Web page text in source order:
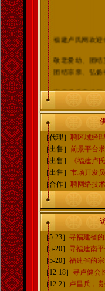
福建卢氏网欢迎
敬老爱幼、团结
团结宗亲、弘扬
宗亲携手齐发展
福建卢氏网信息
QQ群：
宗亲高级交流群
微信公众号：
电子邮箱：
［代理］ 聘区域经理
［出售］ 前景平台
［出售］
《福建卢
［出售］ 市场开发员
［合作］ 聘网络技
［5-23］ 寻福建省
［5-20］ 寻福建南
［5-20］ 福建省的
［12-18］ 寻卢健会
［12-2］ 卢昌兵，